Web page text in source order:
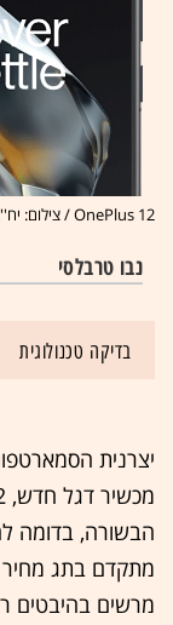
OnePlus 12 / צילום: יח''צ
נבו טרבלסי
בדיקה טכנולוגית
הבשורה, בדומה
מתקדם בתג מחיר
מרשים בהיבטים